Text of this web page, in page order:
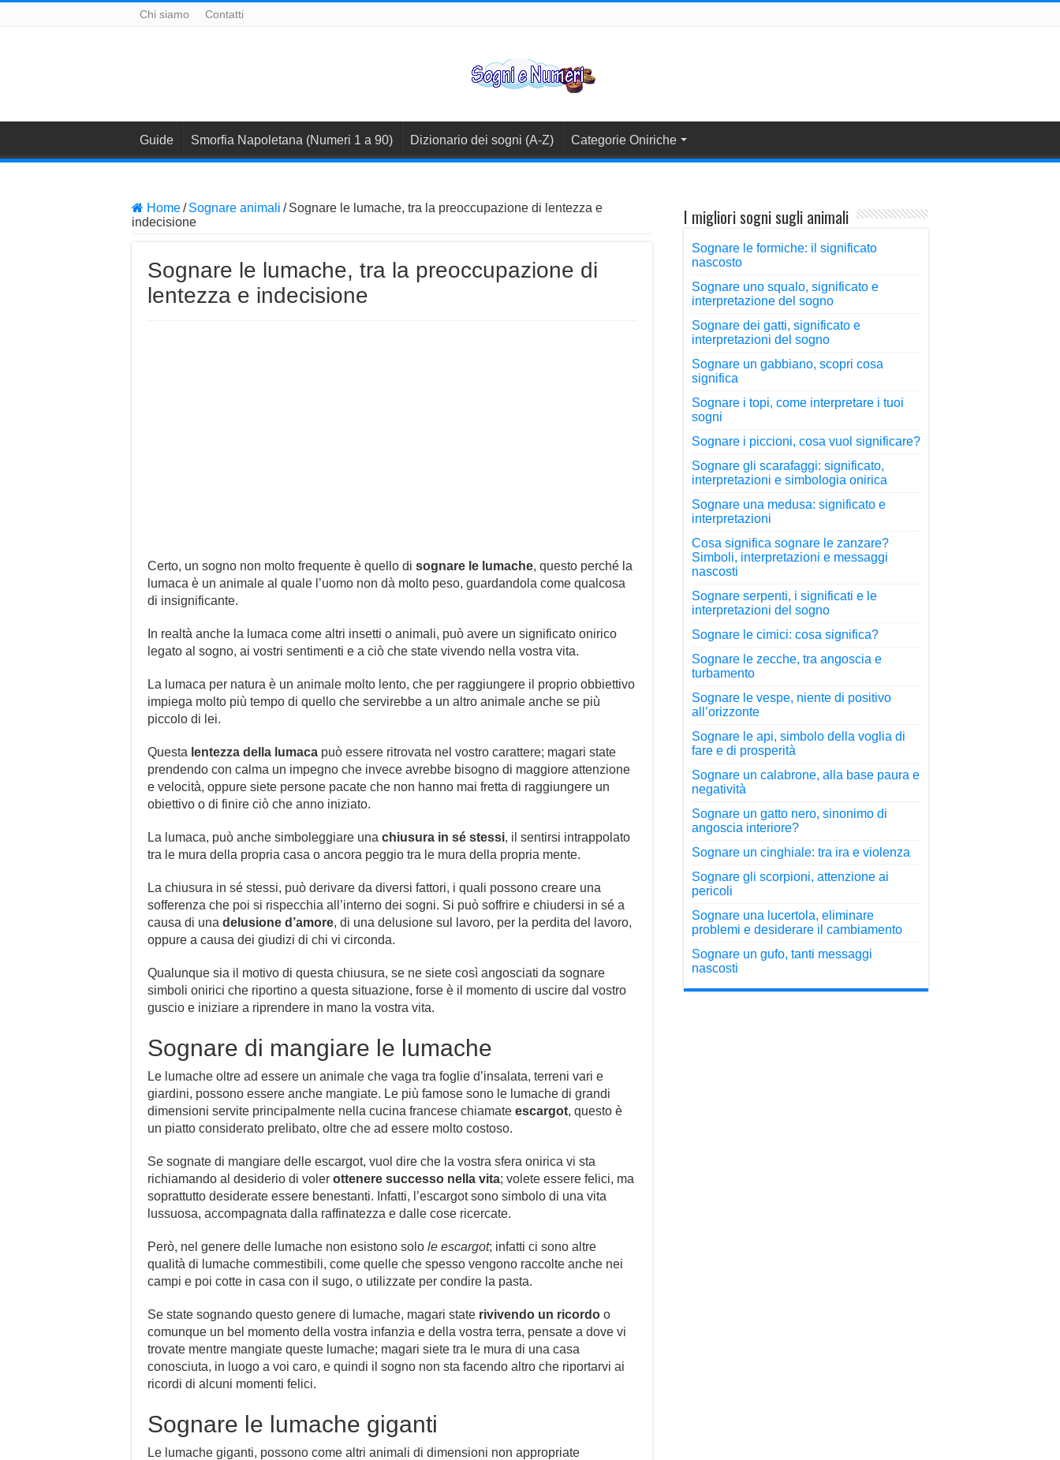
Chi siamo Contatti
Guide Smorfia Napoletana (Numeri 1 a 90) Dizionario dei sogni (A-Z) Categorie Oniriche
Home/ Sognare animali / Sognare le lumache, tra la preoccupazione di lentezza e
indecisione
Sognare le lumache, tra la preoccupazione di
lentezza e indecisione
Certo, un sogno non molto frequente è quello di sognare le lumache, questo perché la
lumaca è un animale al quale l’uomo non dà molto peso, guardandola come qualcosa
di insignificante.
In realtà anche la lumaca come altri insetti o animali, può avere un significato onirico
legato al sogno, ai vostri sentimenti e a ciò che state vivendo nella vostra vita.
La lumaca per natura è un animale molto lento, che per raggiungere il proprio obbiettivo
impiega molto più tempo di quello che servirebbe a un altro animale anche se più
piccolo di lei.
Questa lentezza della lumaca può essere ritrovata nel vostro carattere; magari state
prendendo con calma un impegno che invece avrebbe bisogno di maggiore attenzione
e velocità, oppure siete persone pacate che non hanno mai fretta di raggiungere un
obiettivo o di finire ciò che anno iniziato.
La lumaca, può anche simboleggiare una chiusura in sé stessi, il sentirsi intrappolato
tra le mura della propria casa o ancora peggio tra le mura della propria mente.
La chiusura in sé stessi, può derivare da diversi fattori, i quali possono creare una
sofferenza che poi si rispecchia all’interno dei sogni. Si può soffrire e chiudersi in sé a
causa di una delusione d’amore, di una delusione sul lavoro, per la perdita del lavoro,
oppure a causa dei giudizi di chi vi circonda.
Qualunque sia il motivo di questa chiusura, se ne siete così angosciati da sognare
simboli onirici che riportino a questa situazione, forse è il momento di uscire dal vostro
guscio e iniziare a riprendere in mano la vostra vita.
Sognare di mangiare le lumache
Le lumache oltre ad essere un animale che vaga tra foglie d’insalata, terreni vari e
giardini, possono essere anche mangiate. Le più famose sono le lumache di grandi
dimensioni servite principalmente nella cucina francese chiamate escargot, questo è
un piatto considerato prelibato, oltre che ad essere molto costoso.
Se sognate di mangiare delle escargot, vuol dire che la vostra sfera onirica vi sta
richiamando al desiderio di voler ottenere successo nella vita; volete essere felici, ma
soprattutto desiderate essere benestanti. Infatti, l’escargot sono simbolo di una vita
lussuosa, accompagnata dalla raffinatezza e dalle cose ricercate.
Però, nel genere delle lumache non esistono solo le escargot; infatti ci sono altre
qualità di lumache commestibili, come quelle che spesso vengono raccolte anche nei
campi e poi cotte in casa con il sugo, o utilizzate per condire la pasta.
Se state sognando questo genere di lumache, magari state rivivendo un ricordo o
comunque un bel momento della vostra infanzia e della vostra terra, pensate a dove vi
trovate mentre mangiate queste lumache; magari siete tra le mura di una casa
conosciuta, in luogo a voi caro, e quindi il sogno non sta facendo altro che riportarvi ai
ricordi di alcuni momenti felici.
Sognare le lumache giganti
Le lumache giganti, possono come altri animali di dimensioni non appropriate
I migliori sogni sugli animali
Sognare le formiche: il significato
nascosto
Sognare uno squalo, significato e
interpretazione del sogno
Sognare dei gatti, significato e
interpretazioni del sogno
Sognare un gabbiano, scopri cosa
significa
Sognare i topi, come interpretare i tuoi
sogni
Sognare i piccioni, cosa vuol significare?
Sognare gli scarafaggi: significato,
interpretazioni e simbologia onirica
Sognare una medusa: significato e
interpretazioni
Cosa significa sognare le zanzare?
Simboli, interpretazioni e messaggi
nascosti
Sognare serpenti, i significati e le
interpretazioni del sogno
Sognare le cimici: cosa significa?
Sognare le zecche, tra angoscia e
turbamento
Sognare le vespe, niente di positivo
all’orizzonte
Sognare le api, simbolo della voglia di
fare e di prosperità
Sognare un calabrone, alla base paura e
negatività
Sognare un gatto nero, sinonimo di
angoscia interiore?
Sognare un cinghiale: tra ira e violenza
Sognare gli scorpioni, attenzione ai
pericoli
Sognare una lucertola, eliminare
problemi e desiderare il cambiamento
Sognare un gufo, tanti messaggi
nascosti